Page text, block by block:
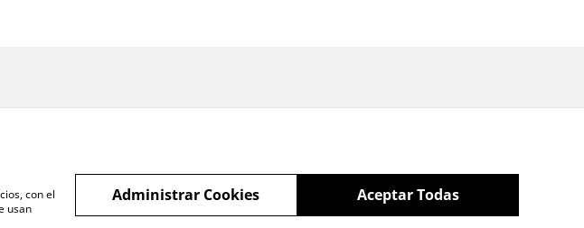
con el
usan
Aceptar Todas
Administrar Cookies